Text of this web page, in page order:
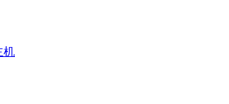
机